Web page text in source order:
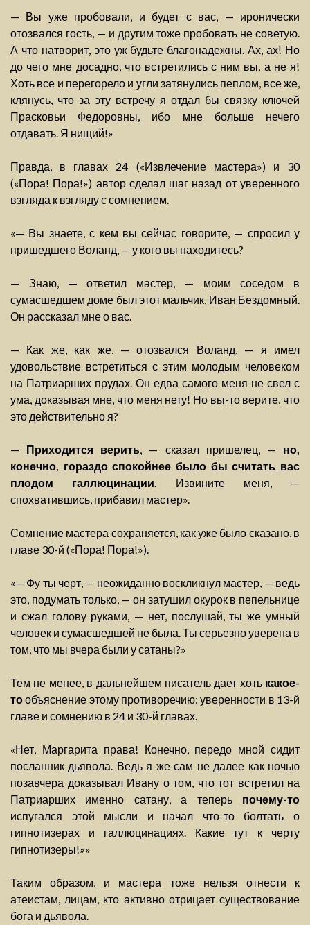
— Вы уже пробовали, и будет с вас, — иронически
отозвался гость, — и другим тоже пробовать не советую.
А что натворит, это уж будьте благонадежны. Ах, ах! Но
до чего мне досадно, что встретились с ним вы, а не я!
Хоть все и перегорело и угли затянулись пеплом, все же,
клянусь, что за эту встречу я отдал бы связку ключей
Прасковьи Федоровны, ибо мне больше нечего
отдавать. Я нищий!»
Правда, в главах 24 («Извлечение мастера») и 30
(«Пора! Пора!») автор сделал шаг назад от уверенного
взгляда к взгляду с сомнением.
«— Вы знаете, с кем вы сейчас говорите, — спросил у
пришедшего Воланд, — у кого вы находитесь?
— Знаю, — ответил мастер, — моим соседом в
сумасшедшем доме был этот мальчик, Иван Бездомный.
Он рассказал мне о вас.
— Как же, как же, — отозвался Воланд, — я имел
удовольствие встретиться с этим молодым человеком
на Патриарших прудах. Он едва самого меня не свел с
ума, доказывая мне, что меня нету! Но вы-то верите, что
это действительно я?
— Приходится верить, — сказал пришелец, — но,
конечно, гораздо спокойнее было бы считать вас
плодом галлюцинации. Извините меня, —
спохватившись, прибавил мастер».
Сомнение мастера сохраняется, как уже было сказано, в
главе 30-й («Пора! Пора!»).
«— Фу ты черт, — неожиданно воскликнул мастер, — ведь
это, подумать только, — он затушил окурок в пепельнице
и сжал голову руками, — нет, послушай, ты же умный
человек и сумасшедшей не была. Ты серьезно уверена в
том, что мы вчера были у сатаны?»
Тем не менее, в дальнейшем писатель дает хоть какое-
тообъяснение этому противоречию: уверенности в 13-й
главе и сомнению в 24 и 30-й главах.
«Нет, Маргарита права! Конечно, передо мной сидит
посланник дьявола. Ведь я же сам не далее как ночью
позавчера доказывал Ивану о том, что тот встретил на
Патриарших именно сатану, а теперь почему-то
испугался этой мысли и начал что-то болтать о
гипнотизерах и галлюцинациях. Какие тут к черту
гипнотизеры!»»
Таким образом, и мастера тоже нельзя отнести к
атеистам, лицам, кто активно отрицает существование
бога и дьявола.